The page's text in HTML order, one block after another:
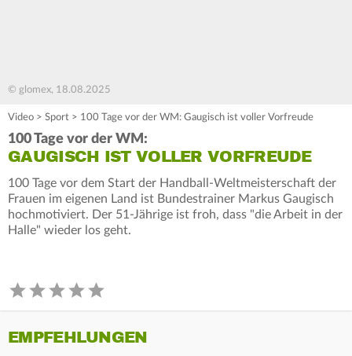
© glomex, 18.08.2025
Video > Sport > 100 Tage vor der WM: Gaugisch ist voller Vorfreude
100 Tage vor der WM:
GAUGISCH IST VOLLER VORFREUDE
100 Tage vor dem Start der Handball-Weltmeisterschaft der
Frauen im eigenen Land ist Bundestrainer Markus Gaugisch
hochmotiviert. Der 51-Jährige ist froh, dass "die Arbeit in der
Halle" wieder los geht.
EMPFEHLUNGEN